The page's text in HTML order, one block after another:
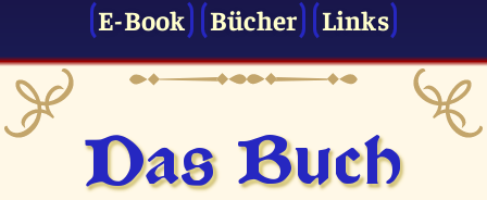
E-Book
Bücher Links
Das Buch